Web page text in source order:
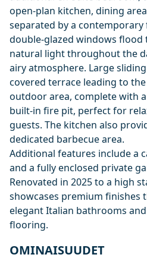
open-plan kitchen, dining
separated by a contemporary
double-glazed windows
natural light throughout the
airy atmosphere. Large
covered terrace leading to
outdoor area, complete with
built-in fire pit, perfect for
guests. The kitchen also
dedicated barbecue area.
Additional features include a
and a fully enclosed private
Renovated in 2025 to a high
showcases premium finishes
elegant Italian bathrooms
flooring.
OMINAISUUDET